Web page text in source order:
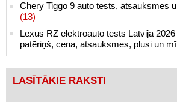
Chery Tiggo 9 auto tests, atsauksmes
(13)
Lexus RZ elektroauto tests Latvijā
patēriņš, cena, atsauksmes, plusi un
LASĪTĀKIE RAKSTI